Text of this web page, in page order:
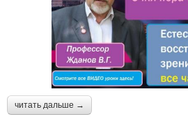
читать дальше →